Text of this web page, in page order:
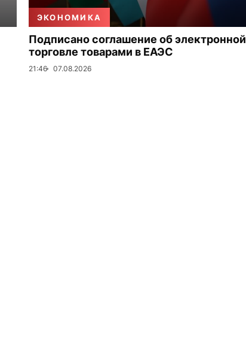
ЭКОНОМИКА
Подписано соглашение об электронной
торговле товарами в ЕАЭС
21:46 07.08.2026